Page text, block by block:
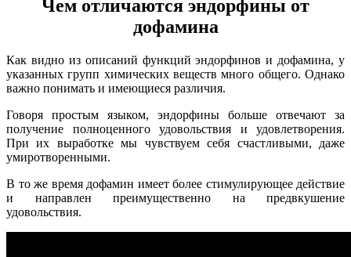
Чем отличаются эндорфины от
дофамина
Как видно из описаний функций эндорфинов и дофамина, у
указанных групп химических веществ много общего. Однако
важно понимать и имеющиеся различия.
Говоря простым языком, эндорфины больше отвечают за
получение полноценного удовольствия и удовлетворения.
При их выработке мы чувствуем себя счастливыми, даже
умиротворенными.
В то же время дофамин имеет более стимулирующее действие
и направлен преимущественно на предвкушение
удовольствия.